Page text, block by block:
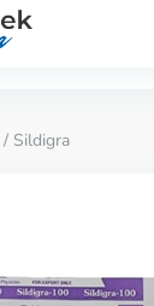
/ Sildigra